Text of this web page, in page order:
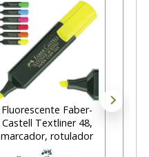
Fluorescente Faber-
Castell Textliner 48,
marcador, rotulador